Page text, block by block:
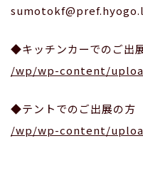
◆キッチンカーでのご出
/wp/wp-content/
◆テントでのご出展の方
/wp/wp-content/